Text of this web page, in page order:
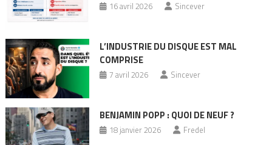
16 avril 2026 Sincever
L’INDUSTRIE DU DISQUE EST MAL
COMPRISE
7 avril 2026 Sincever
BENJAMIN POPP : QUOI DE NEUF ?
18 janvier 2026 Fredel